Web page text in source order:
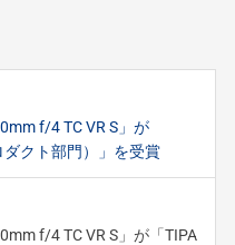
f/4 TC VR S」が
ダクト部門）」を受賞
f/4 TC VR S」が「TIPA